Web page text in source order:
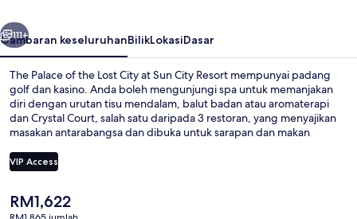
City
at
Sun
City
Resort
Seterusnya
111+
Gambaran keseluruhanBilikLokasiDasar
The Palace of the Lost City at Sun City Resort mempunyai padang
golf dan kasino. Anda boleh mengunjungi spa untuk memanjakan
diri dengan urutan tisu mendalam, balut badan atau aromaterapi
dan Crystal Court, salah satu daripada 3 restoran, yang menyajikan
masakan antarabangsa dan dibuka untuk sarapan dan makan
kolam renang terbuka, dan kelab malam. Pengembara lain menyukai
kakitangan.
VIP Access
Harga
semasa
RM1,622